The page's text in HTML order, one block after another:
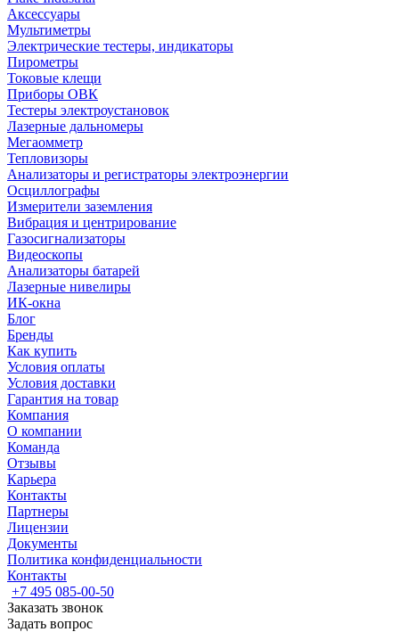
Аксессуары
Мультиметры
Электрические тестеры, индикаторы
Пирометры
Токовые клещи
Приборы ОВК
Тестеры электроустановок
Лазерные дальномеры
Мегаомметр
Тепловизоры
Анализаторы и регистраторы электроэнергии
Осциллографы
Измерители заземления
Вибрация и центрирование
Газосигнализаторы
Видеоскопы
Анализаторы батарей
Лазерные нивелиры
ИК-окна
Блог
Бренды
Как купить
Условия оплаты
Условия доставки
Гарантия на товар
Компания
О компании
Команда
Отзывы
Карьера
Контакты
Партнеры
Лицензии
Документы
Политика конфиденциальности
Контакты
+7 495 085-00-50
Заказать звонок
Задать вопрос